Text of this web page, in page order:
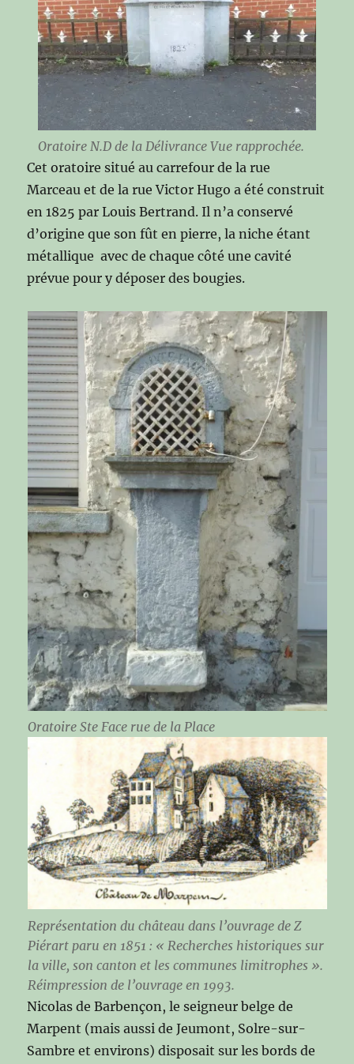
Oratoire N.D de la Délivrance Vue rapprochée.
Cet oratoire situé au carrefour de la rue
Marceau et de la rue Victor Hugo a été construit
en 1825 par Louis Bertrand. Il n’a conservé
d’origine que son fût en pierre, la niche étant
métallique avec de chaque côté une cavité
prévue pour y déposer des bougies.
Oratoire Ste Face rue de la Place
Représentation du château dans l’ouvrage de Z
Piérart paru en 1851 : « Recherches historiques sur
la ville, son canton et les communes limitrophes ».
Réimpression de l’ouvrage en 1993.
Nicolas de Barbençon, le seigneur belge de
Marpent (mais aussi de Jeumont, Solre-sur-
Sambre et environs) disposait sur les bords de